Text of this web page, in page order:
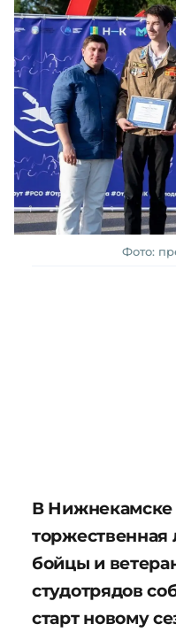
Фото:
В
бойцы и
студотрядов
старт новому